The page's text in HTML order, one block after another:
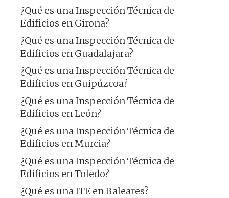
¿Qué es una Inspección Técnica de
Edificios en Girona?
¿Qué es una Inspección Técnica de
Edificios en Guadalajara?
¿Qué es una Inspección Técnica de
Edificios en Guipúzcoa?
¿Qué es una Inspección Técnica de
Edificios en León?
¿Qué es una Inspección Técnica de
Edificios en Murcia?
¿Qué es una Inspección Técnica de
Edificios en Toledo?
¿Qué es una ITE en Baleares?